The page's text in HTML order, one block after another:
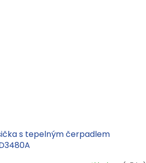
s tepelným čerpadlem